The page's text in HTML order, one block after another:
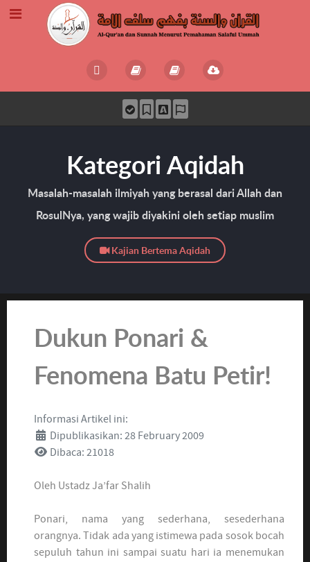
Kategori Aqidah
Masalah-masalah ilmiyah yang berasal dari Allah dan
RosulNya, yang wajib diyakini oleh setiap muslim
Kajian Bertema Aqidah
Dukun Ponari &
Fenomena Batu Petir!
Informasi Artikel ini:
Dipublikasikan: 28 February 2009
Dibaca: 21018
Oleh Ustadz Ja’far Shalih
Ponari, nama yang sederhana, sesederhana
orangnya. Tidak ada yang istimewa pada sosok bocah
sepuluh tahun ini sampai suatu hari ia menemukan